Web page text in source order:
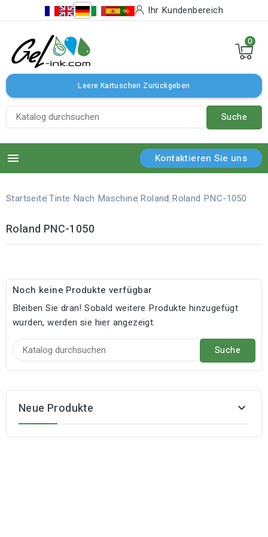
Ihr Kundenbereich
0
Leere Kartuschen Zurückgeben
Suche
 Kontaktieren Sie uns
Startseite Tinte Nach Maschine Roland Roland PNC-1050
Roland PNC-1050
Noch keine Produkte verfügbar
Bleiben Sie dran! Sobald weitere Produkte hinzugefügt
wurden, werden sie hier angezeigt.
Suche
Neue Produkte 